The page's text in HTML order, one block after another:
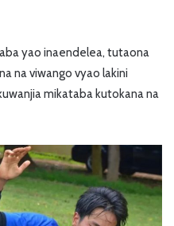
yao inaendelea, tutaona
na viwango vyao lakini
mikataba kutokana na